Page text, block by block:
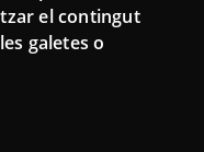
el contingut
galetes o